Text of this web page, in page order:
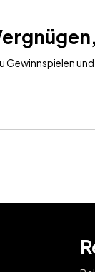
Gewinnspielen